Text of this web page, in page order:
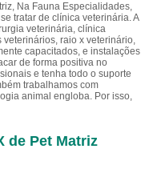
Na Fauna Especialidades,
tratar de clínica veterinária. A
veterinária, clínica
raio x veterinário,
capacitados, e instalações
de forma positiva no
e tenha todo o suporte
trabalhamos com
animal engloba. Por isso,
de Pet Matriz